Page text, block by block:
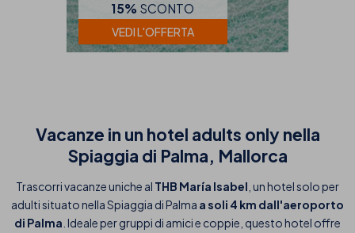
15% SCONTO
VEDI L'OFFERTA
Vacanze in un hotel adults only nella
Spiaggia di Palma, Mallorca
Trascorri vacanze uniche al THB María Isabel , un hotel solo per
adulti situato nella Spiaggia di Palma a soli 4 km dall'aeroporto
di Palma . Ideale per gruppi di amici e coppie, questo hotel offre